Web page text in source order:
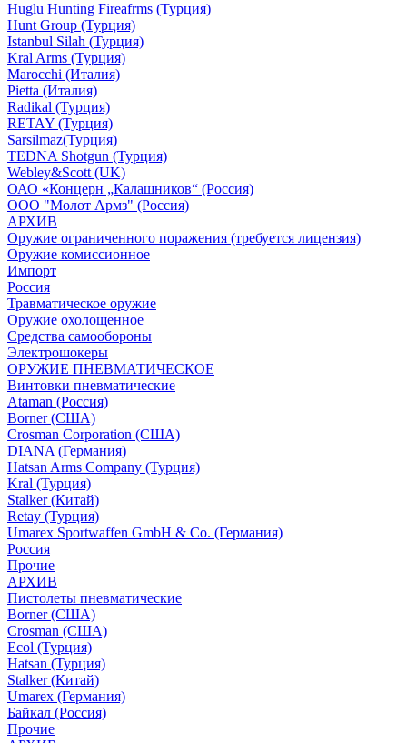
Huglu Hunting Fireafrms (Турция)
Hunt Group (Турция)
Istanbul Silah (Турция)
Kral Arms (Турция)
Marocchi (Италия)
Pietta (Италия)
Radikal (Турция)
RETAY (Турция)
Sarsilmaz(Турция)
TEDNA Shotgun (Турция)
Webley&Scott (UK)
ОАО «Концерн „Калашников“ (Россия)
ООО "Молот Армз" (Россия)
АРХИВ
Оружие ограниченного поражения (требуется лицензия)
Оружие комиссионное
Импорт
Россия
Травматическое оружие
Оружие охолощенное
Средства самообороны
Электрошокеры
ОРУЖИЕ ПНЕВМАТИЧЕСКОЕ
Винтовки пневматические
Ataman (Россия)
Borner (США)
Crosman Corporation (США)
DIANA (Германия)
Hatsan Arms Company (Турция)
Kral (Турция)
Stalker (Китай)
Retay (Турция)
Umarex Sportwaffen GmbH & Co. (Германия)
Россия
Прочие
АРХИВ
Пистолеты пневматические
Borner (США)
Crosman (США)
Ecol (Турция)
Hatsan (Турция)
Stalker (Китай)
Umarex (Германия)
Байкал (Россия)
Прочие